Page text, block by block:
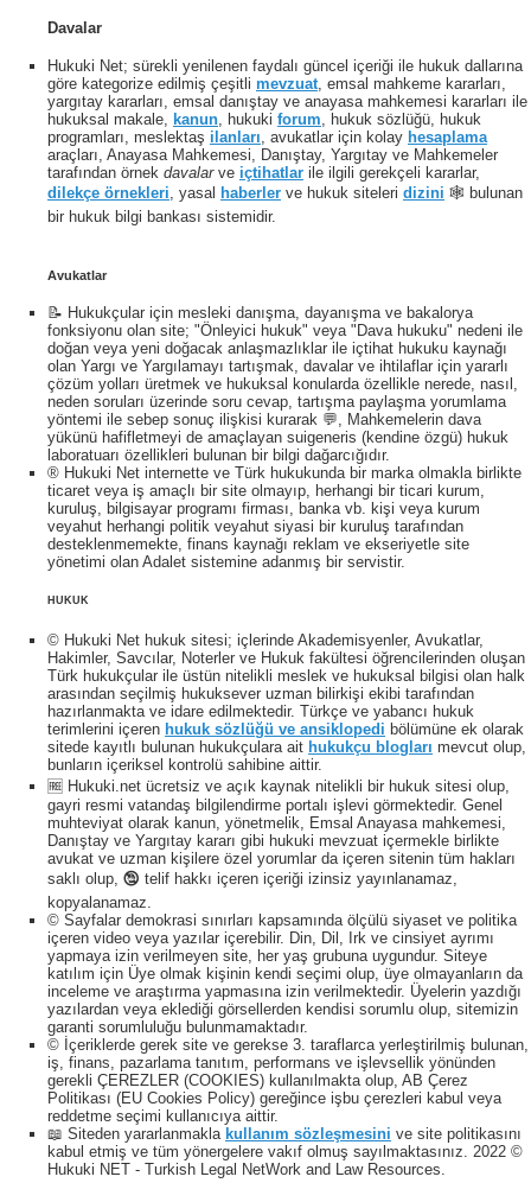
Davalar
Hukuki Net; sürekli yenilenen faydalı güncel içeriği ile hukuk dallarına
göre kategorize edilmiş çeşitli mevzuat, emsal mahkeme kararları,
yargıtay kararları, emsal danıştay ve anayasa mahkemesi kararları ile
hukuksal makale, kanun, hukuki forum, hukuk sözlüğü, hukuk
programları, meslektaş ilanları, avukatlar için kolay hesaplama
araçları, Anayasa Mahkemesi, Danıştay, Yargıtay ve Mahkemeler
tarafından örnek davalarve içtihatlar ile ilgili gerekçeli kararlar,
dilekçe örnekleri, yasal haberler ve hukuk siteleri dizini 🕸 bulunan
bir hukuk bilgi bankası sistemidir.
Avukatlar
📝 Hukukçular için mesleki danışma, dayanışma ve bakalorya
fonksiyonu olan site; "Önleyici hukuk" veya "Dava hukuku" nedeni ile
doğan veya yeni doğacak anlaşmazlıklar ile içtihat hukuku kaynağı
olan Yargı ve Yargılamayı tartışmak, davalar ve ihtilaflar için yararlı
çözüm yolları üretmek ve hukuksal konularda özellikle nerede, nasıl,
neden soruları üzerinde soru cevap, tartışma paylaşma yorumlama
yöntemi ile sebep sonuç ilişkisi kurarak 💬, Mahkemelerin dava
yükünü hafifletmeyi de amaçlayan suigeneris (kendine özgü) hukuk
laboratuarı özellikleri bulunan bir bilgi dağarcığıdır.
® Hukuki Net internette ve Türk hukukunda bir marka olmakla birlikte
ticaret veya iş amaçlı bir site olmayıp, herhangi bir ticari kurum,
kuruluş, bilgisayar programı firması, banka vb. kişi veya kurum
veyahut herhangi politik veyahut siyasi bir kuruluş tarafından
desteklenmemekte, finans kaynağı reklam ve ekseriyetle site
yönetimi olan Adalet sistemine adanmış bir servistir.
HUKUK
© Hukuki Net hukuk sitesi; içlerinde Akademisyenler, Avukatlar,
Hakimler, Savcılar, Noterler ve Hukuk fakültesi öğrencilerinden oluşan
Türk hukukçular ile üstün nitelikli meslek ve hukuksal bilgisi olan halk
arasından seçilmiş hukuksever uzman bilirkişi ekibi tarafından
hazırlanmakta ve idare edilmektedir. Türkçe ve yabancı hukuk
terimlerini içeren hukuk sözlüğü ve ansiklopedi bölümüne ek olarak
sitede kayıtlı bulunan hukukçulara ait hukukçu blogları mevcut olup,
bunların içeriksel kontrolü sahibine aittir.
🆓 Hukuki.net ücretsiz ve açık kaynak nitelikli bir hukuk sitesi olup,
gayri resmi vatandaş bilgilendirme portalı işlevi görmektedir. Genel
muhteviyat olarak kanun, yönetmelik, Emsal Anayasa mahkemesi,
Danıştay ve Yargıtay kararı gibi hukuki mevzuat içermekle birlikte
avukat ve uzman kişilere özel yorumlar da içeren sitenin tüm hakları
saklı olup, 🕲 telif hakkı içeren içeriği izinsiz yayınlanamaz,
kopyalanamaz.
© Sayfalar demokrasi sınırları kapsamında ölçülü siyaset ve politika
içeren video veya yazılar içerebilir. Din, Dil, Irk ve cinsiyet ayrımı
yapmaya izin verilmeyen site, her yaş grubuna uygundur. Siteye
katılım için Üye olmak kişinin kendi seçimi olup, üye olmayanların da
inceleme ve araştırma yapmasına izin verilmektedir. Üyelerin yazdığı
yazılardan veya eklediği görsellerden kendisi sorumlu olup, sitemizin
garanti sorumluluğu bulunmamaktadır.
© İçeriklerde gerek site ve gerekse 3. taraflarca yerleştirilmiş bulunan,
iş, finans, pazarlama tanıtım, performans ve işlevsellik yönünden
gerekli ÇEREZLER (COOKIES) kullanılmakta olup, AB Çerez
Politikası (EU Cookies Policy) gereğince işbu çerezleri kabul veya
reddetme seçimi kullanıcıya aittir.
📖 Siteden yararlanmakla kullanım sözleşmesini ve site politikasını
kabul etmiş ve tüm yönergelere vakıf olmuş sayılmaktasınız. 2022 ©
Hukuki NET - Turkish Legal NetWork and Law Resources.